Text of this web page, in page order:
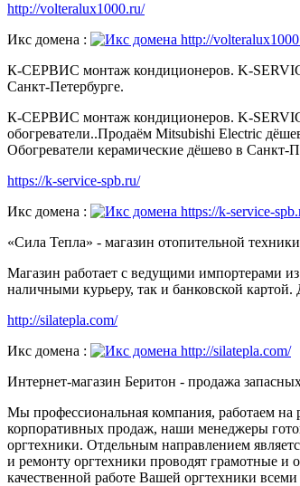
http://volteralux1000.ru/
Икс домена :
К-СЕРВИС монтаж кондиционеров. K-
Санкт-Петербурге.
К-СЕРВИС монтаж кондиционеров. K-
обогреватели..Продаём Mitsubishi Electric
Обогреватели керамические дёшево в Санкт-
https://k-service-spb.ru/
Икс домена :
«Сила Тепла» - магазин отопительной
Магазин работает с ведущими импортерами
наличными курьеру, так и банковской
http://silatepla.com/
Икс домена :
Интернет-магазин Беритон - продажа
Мы профессиональная компания, работаем
корпоративных продаж, наши менеджеры
оргтехники. Отдельным направлением
и ремонту оргтехники проводят грамотные и
качественной работе Вашей оргтехники